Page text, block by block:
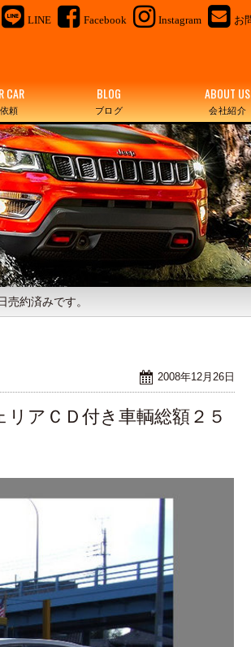
LINE Facebook Instagram お
CAR
頼
BLOG
ブログ
ABOUT US
会社紹介
約済みです。
2008年12月26日
アＣＤ付き車輌総額２５